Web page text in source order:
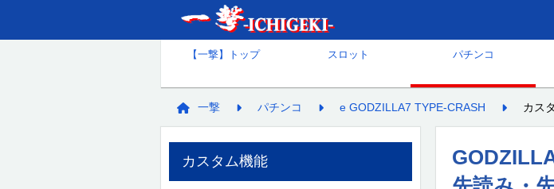
【一撃】トップ スロット パチンコ
一撃 パチンコ e GODZILLA7 TYPE-CRASH カス
カスタム機能